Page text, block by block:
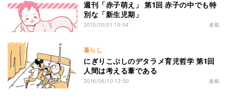
週刊「赤子萌え」 第1回 赤子の中でも特
別な「新生児期」
2015/10/01 10:04 連載
暮らし
にぎりこぷしのデタラメ育児哲学 第1回
人間は考える葦である
2016/06/10 12:00 連載